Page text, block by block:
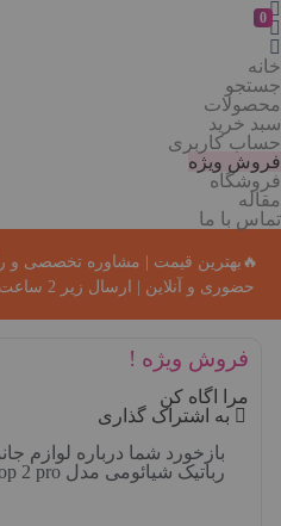
خانه
جستجو
محصولات
سبد خرید
حساب کاربری
فروش ویژه
فروشگاه
مقاله
تماس با ما
🔥بهترین قیمت | مشاوره تخصصی و
حضوری و آنلاین | ارسال زیر 2 ساعت در تهران ⏳
0
فروش ویژه !
مرا اگاه کن
به اشتراک گذاری
بازخورد شما درباره لوازم
رباتیک شیائومی مدل Mop 2 pro